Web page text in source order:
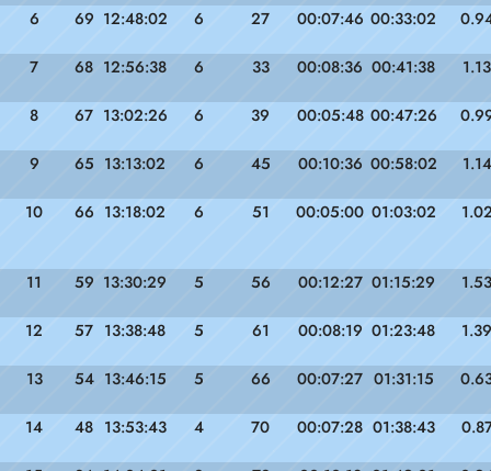
6 69 12:48:02 6 27 00:07:46 00:33:02
7 68 12:56:38 6 33 00:08:36 00:41:38 1.13
8 67 13:02:26 6 39 00:05:48 00:47:26
9 65 13:13:02 6 45 00:10:36 00:58:02 1.14
10 66 13:18:02 6 51 00:05:00 01:03:02
11 59 13:30:29 5 56 00:12:27 01:15:29 1.53
12 57 13:38:48 5 61 00:08:19 01:23:48 1.39
13 54 13:46:15 5 66 00:07:27 01:31:15
14 48 13:53:43 4 70 00:07:28 01:38:43